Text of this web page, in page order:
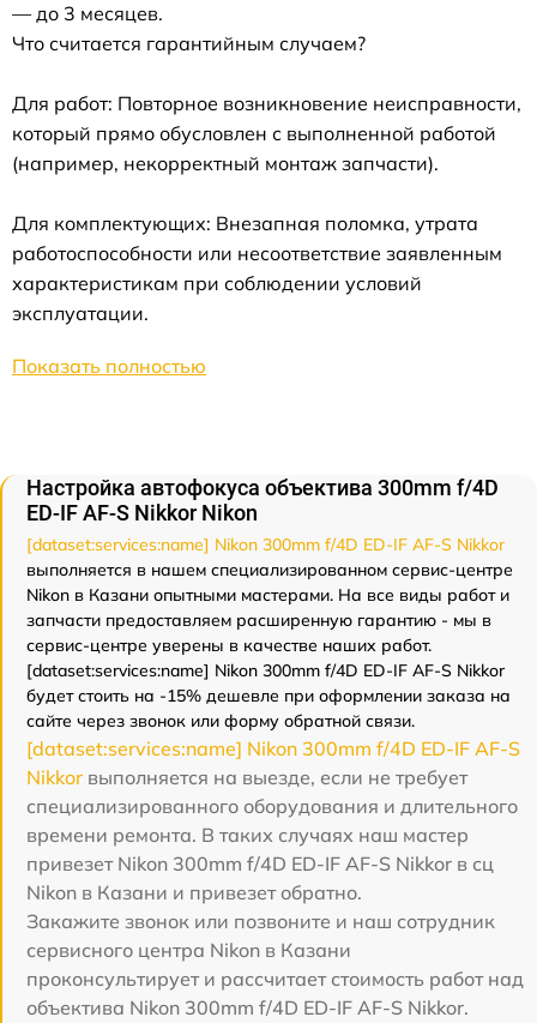
— до 3 месяцев.
Что считается гарантийным случаем?
Для работ: Повторное возникновение неисправности,
который прямо обусловлен с выполненной работой
(например, некорректный монтаж запчасти).
Для комплектующих: Внезапная поломка, утрата
работоспособности или несоответствие заявленным
характеристикам при соблюдении условий
эксплуатации.
Показать полностью
Настройка автофокуса объектива 300mm f/4D
ED-IF AF-S Nikkor Nikon
[dataset:services:name] Nikon 300mm f/4D ED-IF AF-S Nikkor
выполняется в нашем специализированном сервис-центре
Nikon в Казани опытными мастерами. На все виды работ и
запчасти предоставляем расширенную гарантию - мы в
сервис-центре уверены в качестве наших работ.
[dataset:services:name] Nikon 300mm f/4D ED-IF AF-S Nikkor
будет стоить на -15% дешевле при оформлении заказа на
сайте через звонок или форму обратной связи.
[dataset:services:name] Nikon 300mm f/4D ED-IF AF-S
Nikkor выполняется на выезде, если не требует
специализированного оборудования и длительного
времени ремонта. В таких случаях наш мастер
привезет Nikon 300mm f/4D ED-IF AF-S Nikkor в сц
Nikon в Казани и привезет обратно.
Закажите звонок или позвоните и наш сотрудник
сервисного центра Nikon в Казани
проконсультирует и рассчитает стоимость работ над
объектива Nikon 300mm f/4D ED-IF AF-S Nikkor.